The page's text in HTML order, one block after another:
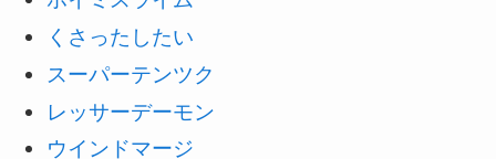
くさったしたい
スーパーテンツク
レッサーデーモン
ウインドマージ